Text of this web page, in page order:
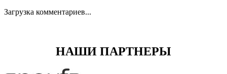
Загрузка комментариев...
НАШИ ПАРТНЕРЫ